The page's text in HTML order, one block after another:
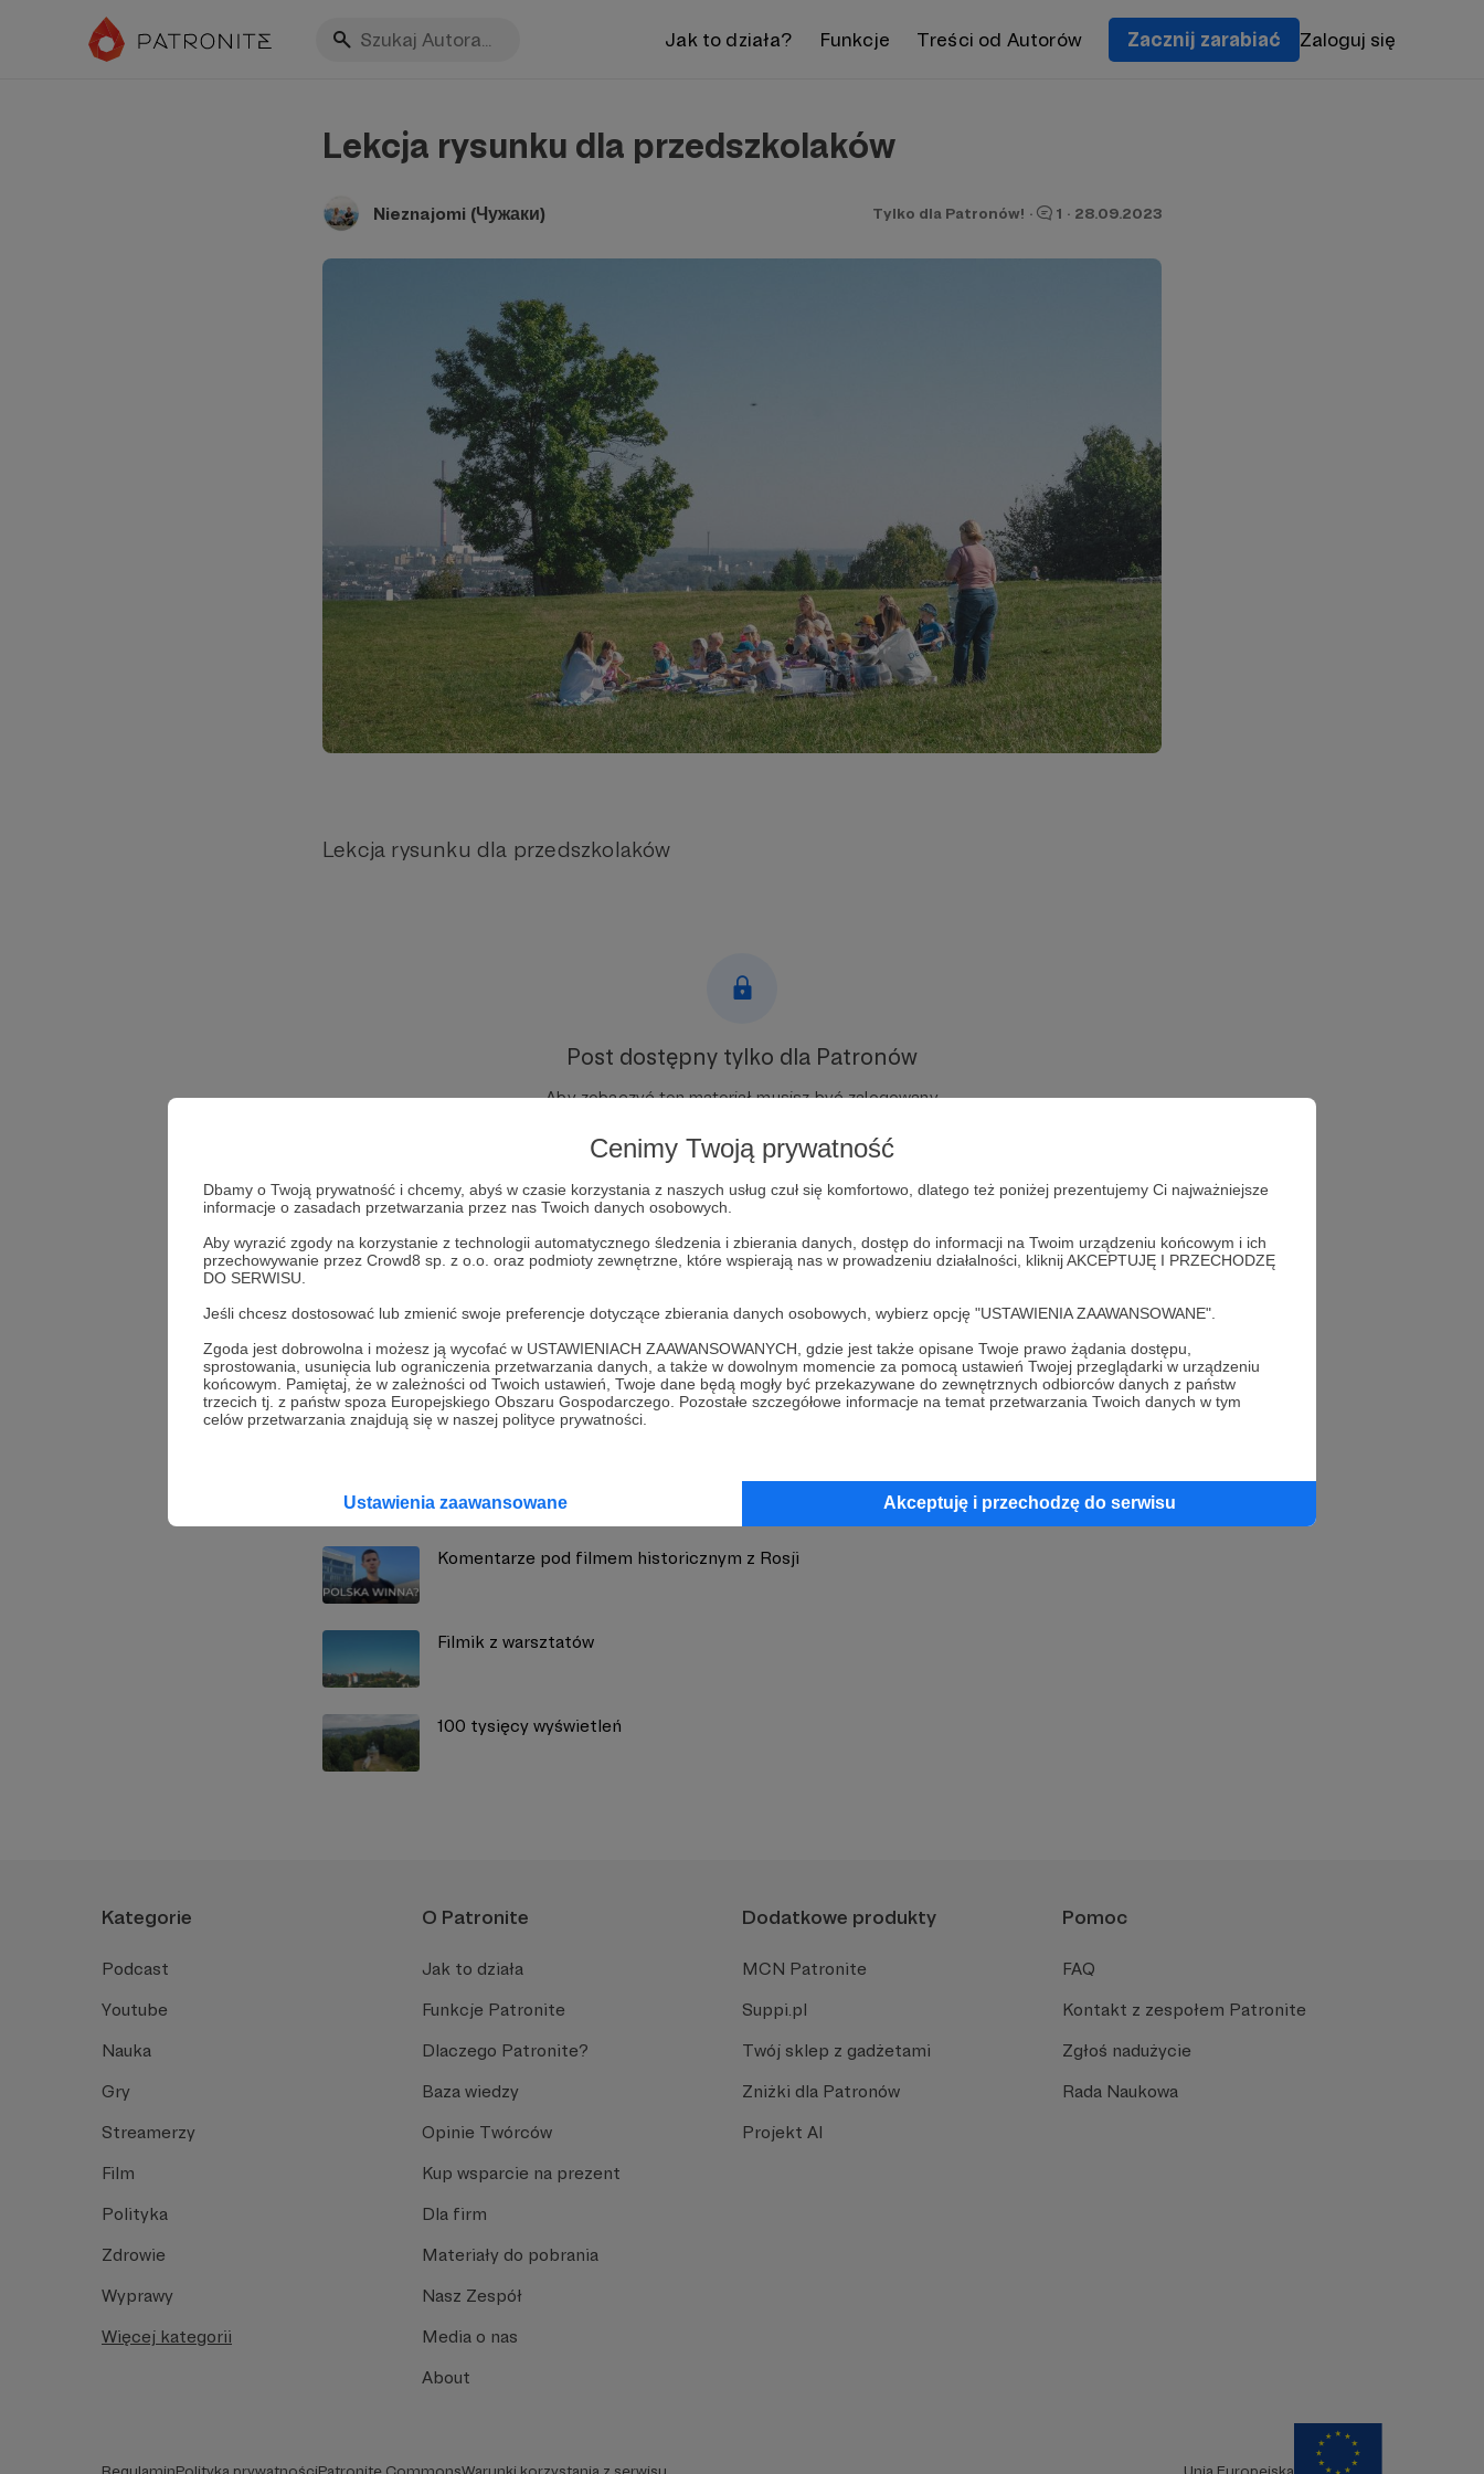
Cenimy Twoją prywatność
Dbamy o Twoją prywatność i chcemy, abyś w czasie korzystania z naszych usług czuł się komfortowo, dlatego też poniżej prezentujemy Ci najważniejsze
informacje o zasadach przetwarzania przez nas Twoich danych osobowych.
Aby wyrazić zgody na korzystanie z technologii automatycznego śledzenia i zbierania danych, dostęp do informacji na Twoim urządzeniu końcowym i ich
przechowywanie przez Crowd8 sp. z o.o. oraz podmioty zewnętrzne, które wspierają nas w prowadzeniu działalności, kliknij AKCEPTUJĘ I PRZECHODZĘ
DO SERWISU.
Jeśli chcesz dostosować lub zmienić swoje preferencje dotyczące zbierania danych osobowych, wybierz opcję "USTAWIENIA ZAAWANSOWANE".
Zgoda jest dobrowolna i możesz ją wycofać w USTAWIENIACH ZAAWANSOWANYCH, gdzie jest także opisane Twoje prawo żądania dostępu,
sprostowania, usunięcia lub ograniczenia przetwarzania danych, a także w dowolnym momencie za pomocą ustawień Twojej przeglądarki w urządzeniu
końcowym. Pamiętaj, że w zależności od Twoich ustawień, Twoje dane będą mogły być przekazywane do zewnętrznych odbiorców danych z państw
trzecich tj. z państw spoza Europejskiego Obszaru Gospodarczego. Pozostałe szczegółowe informacje na temat przetwarzania Twoich danych w tym
celów przetwarzania znajdują się w naszej polityce prywatności.
Ustawienia zaawansowane Akceptuję i przechodzę do serwisu
Jak to działa? Funkcje Treści od Autorów Zacznij zarabiać Zaloguj się
Lekcja rysunku dla przedszkolaków
Nieznajomi (Чужаки) Tylko dla Patronów! · 1 · 28.09.2023
Lekcja rysunku dla przedszkolaków
Post dostępny tylko dla Patronów
Aby zobaczyć ten materiał musisz być zalogowany
Zostań Patronem
Zaloguj się
Nieznajomi (Чужаки) Zobacz profil autora
Zobacz również
Komentarze pod filmem historicznym z Rosji
Filmik z warsztatów
100 tysięcy wyświetleń
Kategorie
Podcast
Youtube
Nauka
Gry
Streamerzy
Film
Polityka
Zdrowie
Wyprawy
Więcej kategorii
O Patronite
Jak to działa
Funkcje Patronite
Dlaczego Patronite?
Baza wiedzy
Opinie Twórców
Kup wsparcie na prezent
Dla firm
Materiały do pobrania
Nasz Zespół
Media o nas
About
Dodatkowe produkty
MCN Patronite
Suppi.pl
Twój sklep z gadżetami
Zniżki dla Patronów
Projekt AI
Pomoc
FAQ
Kontakt z zespołem Patronite
Zgłoś nadużycie
Rada Naukowa
RegulaminPolityka prywatnościPatronite CommonsWarunki korzystania z serwisu Unia Europejska